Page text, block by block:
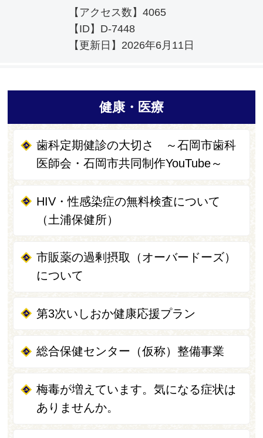
【アクセス数】 4065
【ID】 D-7448
【更新日】 2026年6月11日
健康・医療
歯科定期健診の大切さ ～石岡市歯科
医師会・石岡市共同制作YouTube～
HIV・性感染症の無料検査について
（土浦保健所）
市販薬の過剰摂取（オーバードーズ）
について
第3次いしおか健康応援プラン
総合保健センター（仮称）整備事業
梅毒が増えています。気になる症状は
ありませんか。